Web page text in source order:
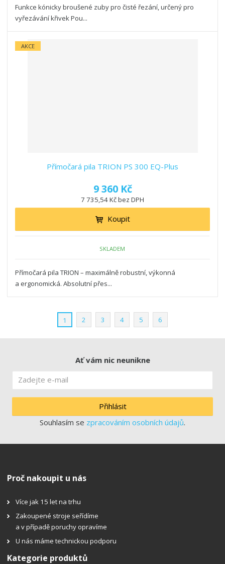
Funkce kónicky broušené zuby pro čisté řezání, určený pro
vyřezávání křivek Pou...
AKCE
Přímočará pila TRION PS 300 EQ-Plus
9 360 Kč
7 735,54 Kč bez DPH
Koupit
SKLADEM
Přímočará pila TRION – maximálně robustní, výkonná
a ergonomická. Absolutní přes...
1 2 3 4 5 6
Ať vám nic neunikne
Přihlásit
Souhlasím se zpracováním osobních údajů.
Proč nakoupit u nás
Více jak 15 let na trhu
Zakoupené stroje seřídíme
a v případě poruchy opravíme
U nás máme technickou podporu
Kategorie produktů